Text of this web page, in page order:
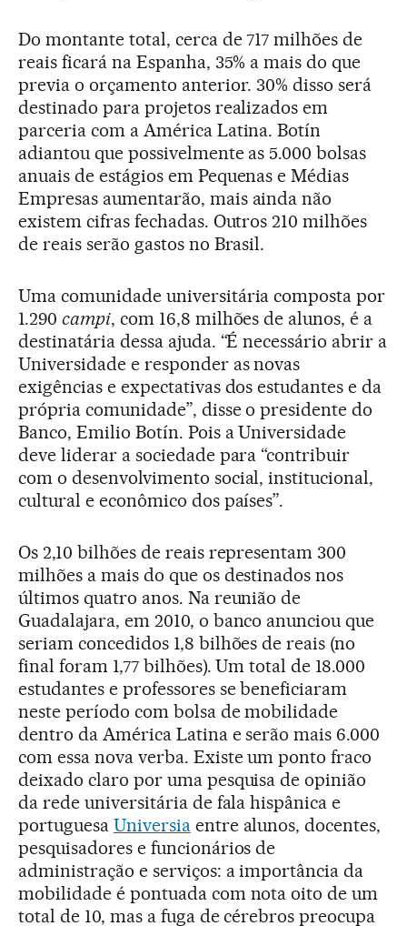
Do montante total, cerca de 717 milhões de
reais ficará na Espanha, 35% a mais do que
previa o orçamento anterior. 30% disso será
destinado para projetos realizados em
parceria com a América Latina. Botín
adiantou que possivelmente as 5.000 bolsas
anuais de estágios em Pequenas e Médias
Empresas aumentarão, mais ainda não
existem cifras fechadas. Outros 210 milhões
de reais serão gastos no Brasil.
Uma comunidade universitária composta por
1.290 campi, com 16,8 milhões de alunos, é a
destinatária dessa ajuda. “É necessário abrir a
Universidade e responder as novas
exigências e expectativas dos estudantes e da
própria comunidade”, disse o presidente do
Banco, Emilio Botín. Pois a Universidade
deve liderar a sociedade para “contribuir
com o desenvolvimento social, institucional,
cultural e econômico dos países”.
Os 2,10 bilhões de reais representam 300
milhões a mais do que os destinados nos
últimos quatro anos. Na reunião de
Guadalajara, em 2010, o banco anunciou que
seriam concedidos 1,8 bilhões de reais (no
final foram 1,77 bilhões). Um total de 18.000
estudantes e professores se beneficiaram
neste período com bolsa de mobilidade
dentro da América Latina e serão mais 6.000
com essa nova verba. Existe um ponto fraco
deixado claro por uma pesquisa de opinião
da rede universitária de fala hispânica e
portuguesa Universiaentre alunos, docentes,
pesquisadores e funcionários de
administração e serviços: a importância da
mobilidade é pontuada com nota oito de um
total de 10, mas a fuga de cérebros preocupa